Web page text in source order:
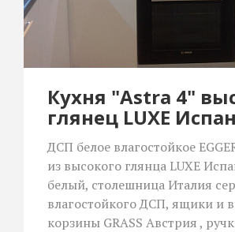
Кухня "Astra 4"
глянец LUXE
ДСП белое влагостойкое
из высокого глянца LUXE
белый, столешница Италия
влагостойкого ДСП, ящики и
корзины GRASS Австрия ,